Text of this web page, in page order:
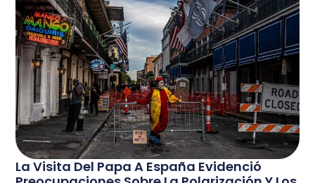
La Visita Del Papa A España Evidenció